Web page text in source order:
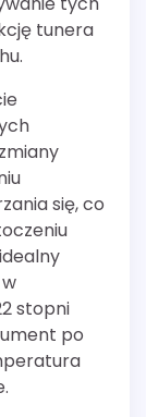
tunera
się, co
stopni
po